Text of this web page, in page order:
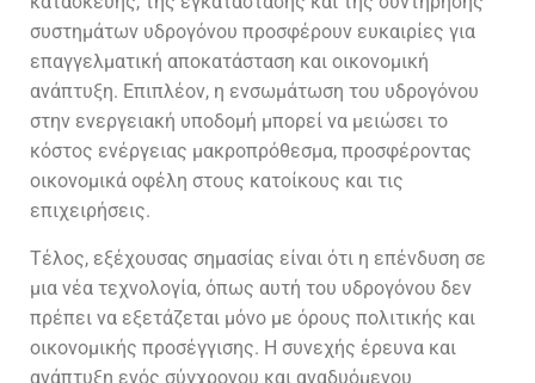
συστημάτων υδρογόνου προσφέρουν ευκαιρίες για
επαγγελματική αποκατάσταση και οικονομική
ανάπτυξη. Επιπλέον, η ενσωμάτωση του υδρογόνου
στην ενεργειακή υποδομή μπορεί να μειώσει το
κόστος ενέργειας μακροπρόθεσμα, προσφέροντας
οικονομικά οφέλη στους κατοίκους και τις
επιχειρήσεις.
Τέλος, εξέχουσας σημασίας είναι ότι η επένδυση σε
μια νέα τεχνολογία, όπως αυτή του υδρογόνου δεν
πρέπει να εξετάζεται μόνο με όρους πολιτικής και
οικονομικής προσέγγισης. Η συνεχής έρευνα και
ανάπτυξη ενός σύγχρονου και αναδυόμενου